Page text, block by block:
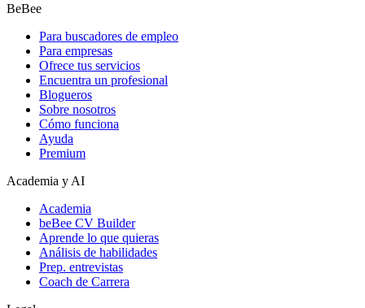
BeBee
Para buscadores de empleo
Para empresas
Ofrece tus servicios
Encuentra un profesional
Blogueros
Sobre nosotros
Cómo funciona
Ayuda
Premium
Academia y AI
Academia
beBee CV Builder
Aprende lo que quieras
Análisis de habilidades
Prep. entrevistas
Coach de Carrera